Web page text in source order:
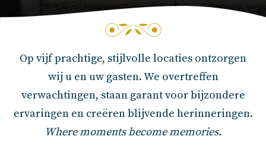
Op vijf prachtige, stijlvolle locaties ontzorgen
wij u en uw gasten. We overtreffen
verwachtingen, staan garant voor bijzondere
ervaringen en creëren blijvende herinneringen.
Where moments become memories.